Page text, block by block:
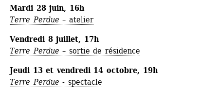
Mardi 28 juin, 16h
Terre Perdue – atelier
Vendredi 8 juillet, 17h
Terre Perdue – sortie de résidence
Jeudi 13 et vendredi 14 octobre, 19h
Terre Perdue - spectacle